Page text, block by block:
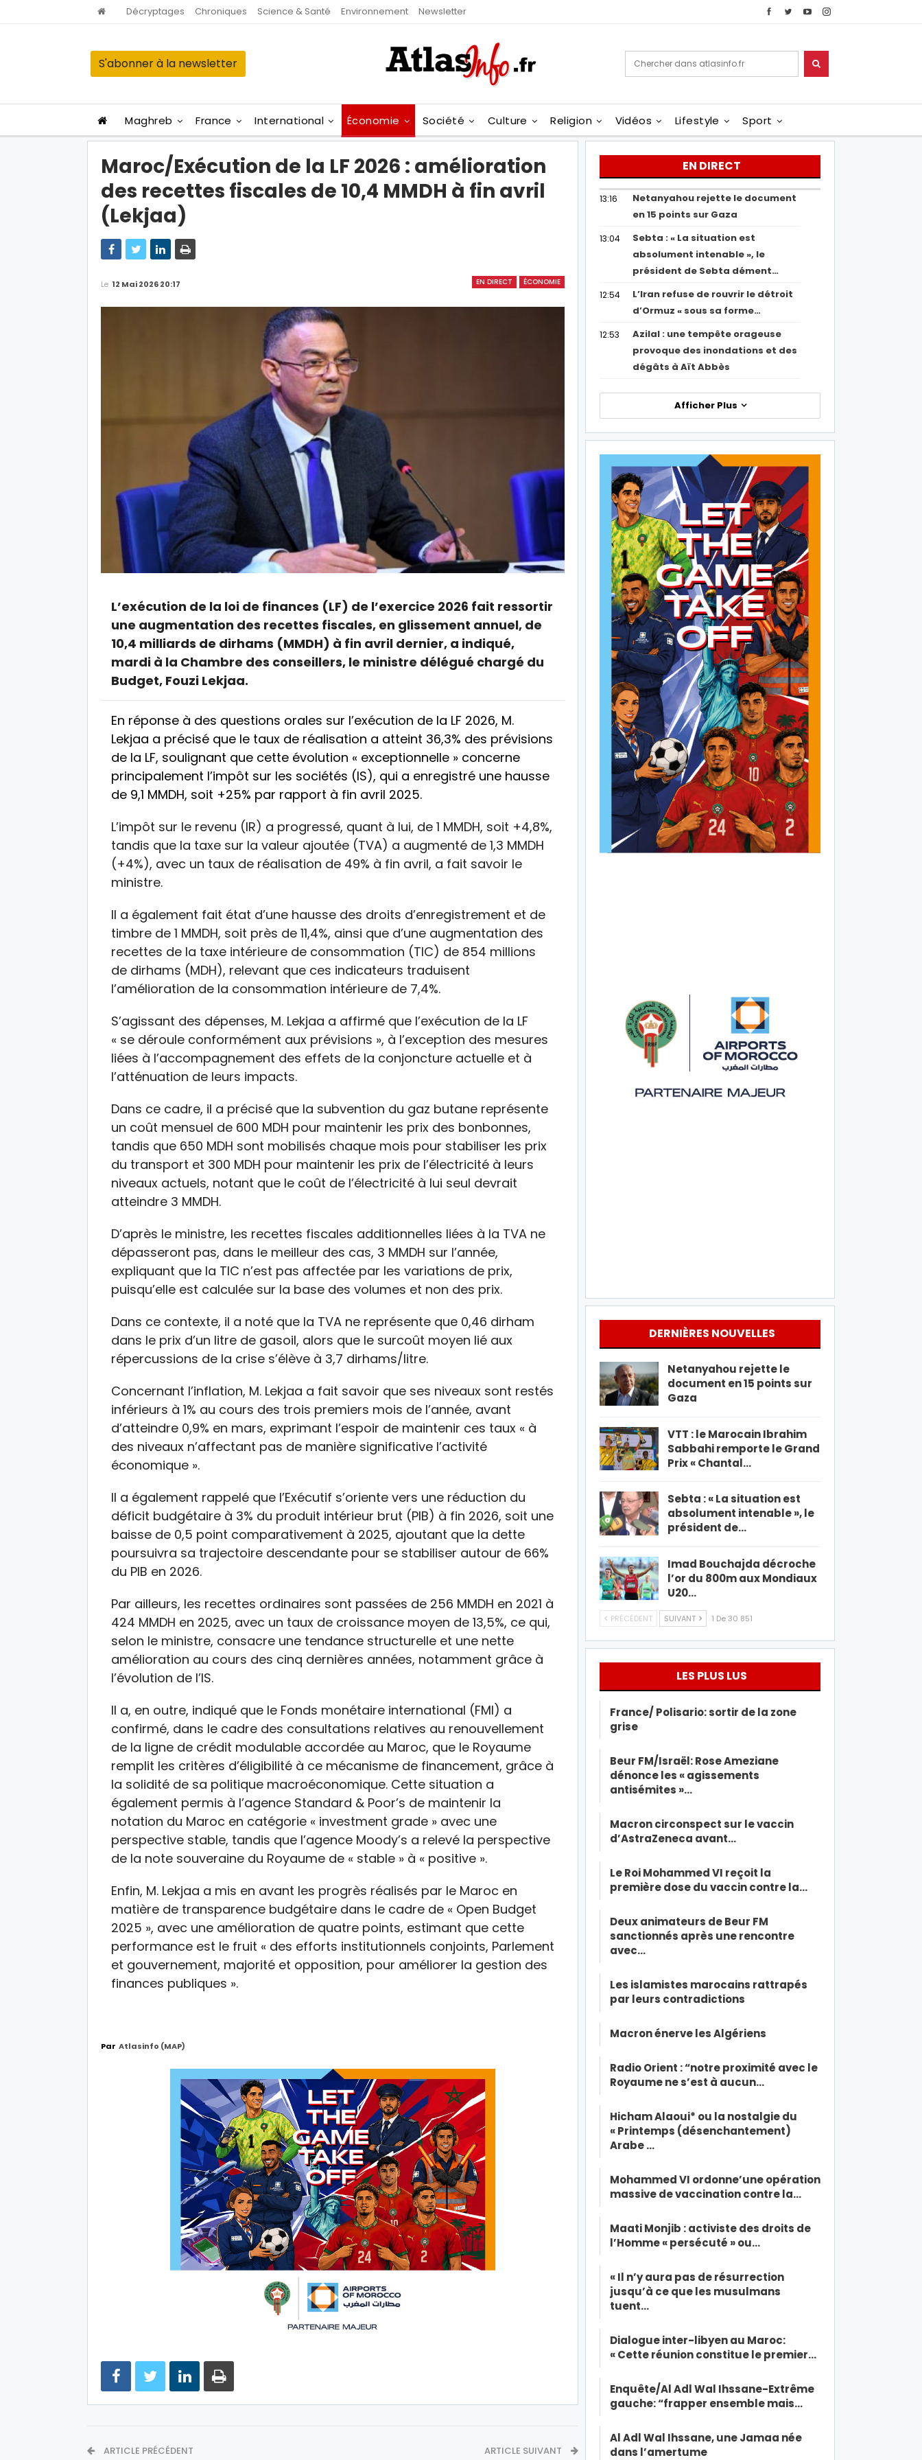
Décryptages Chroniques Science & Santé Environnement Newsletter
S'abonner à la newsletter
Maghreb France International Économie Société Culture Religion Vidéos Lifestyle Sport
Maroc/Exécution de la LF 2026 : amélioration
des recettes fiscales de 10,4 MMDH à fin avril
(Lekjaa)
EN DIRECT ÉCONOMIE
Le 12 Mai 2026 20:17
L’exécution de la loi de finances (LF) de l’exercice 2026 fait ressortir
une augmentation des recettes fiscales, en glissement annuel, de
10,4 milliards de dirhams (MMDH) à fin avril dernier, a indiqué,
mardi à la Chambre des conseillers, le ministre délégué chargé du
Budget, Fouzi Lekjaa.
En réponse à des questions orales sur l’exécution de la LF 2026, M.
Lekjaa a précisé que le taux de réalisation a atteint 36,3% des prévisions
de la LF, soulignant que cette évolution « exceptionnelle » concerne
principalement l’impôt sur les sociétés (IS), qui a enregistré une hausse
de 9,1 MMDH, soit +25% par rapport à fin avril 2025.
L’impôt sur le revenu (IR) a progressé, quant à lui, de 1 MMDH, soit +4,8%,
tandis que la taxe sur la valeur ajoutée (TVA) a augmenté de 1,3 MMDH
(+4%), avec un taux de réalisation de 49% à fin avril, a fait savoir le
ministre.
Il a également fait état d’une hausse des droits d’enregistrement et de
timbre de 1 MMDH, soit près de 11,4%, ainsi que d’une augmentation des
recettes de la taxe intérieure de consommation (TIC) de 854 millions
de dirhams (MDH), relevant que ces indicateurs traduisent
l’amélioration de la consommation intérieure de 7,4%.
S’agissant des dépenses, M. Lekjaa a affirmé que l’exécution de la LF
« se déroule conformément aux prévisions », à l’exception des mesures
liées à l’accompagnement des effets de la conjoncture actuelle et à
l’atténuation de leurs impacts.
Dans ce cadre, il a précisé que la subvention du gaz butane représente
un coût mensuel de 600 MDH pour maintenir les prix des bonbonnes,
tandis que 650 MDH sont mobilisés chaque mois pour stabiliser les prix
du transport et 300 MDH pour maintenir les prix de l’électricité à leurs
niveaux actuels, notant que le coût de l’électricité à lui seul devrait
atteindre 3 MMDH.
D’après le ministre, les recettes fiscales additionnelles liées à la TVA ne
dépasseront pas, dans le meilleur des cas, 3 MMDH sur l’année,
expliquant que la TIC n’est pas affectée par les variations de prix,
puisqu’elle est calculée sur la base des volumes et non des prix.
Dans ce contexte, il a noté que la TVA ne représente que 0,46 dirham
dans le prix d’un litre de gasoil, alors que le surcoût moyen lié aux
répercussions de la crise s’élève à 3,7 dirhams/litre.
Concernant l’inflation, M. Lekjaa a fait savoir que ses niveaux sont restés
inférieurs à 1% au cours des trois premiers mois de l’année, avant
d’atteindre 0,9% en mars, exprimant l’espoir de maintenir ces taux « à
des niveaux n’affectant pas de manière significative l’activité
économique ».
Il a également rappelé que l’Exécutif s’oriente vers une réduction du
déficit budgétaire à 3% du produit intérieur brut (PIB) à fin 2026, soit une
baisse de 0,5 point comparativement à 2025, ajoutant que la dette
poursuivra sa trajectoire descendante pour se stabiliser autour de 66%
du PIB en 2026.
Par ailleurs, les recettes ordinaires sont passées de 256 MMDH en 2021 à
424 MMDH en 2025, avec un taux de croissance moyen de 13,5%, ce qui,
selon le ministre, consacre une tendance structurelle et une nette
amélioration au cours des cinq dernières années, notamment grâce à
l’évolution de l’IS.
Il a, en outre, indiqué que le Fonds monétaire international (FMI) a
confirmé, dans le cadre des consultations relatives au renouvellement
de la ligne de crédit modulable accordée au Maroc, que le Royaume
remplit les critères d’éligibilité à ce mécanisme de financement, grâce à
la solidité de sa politique macroéconomique. Cette situation a
également permis à l’agence Standard & Poor’s de maintenir la
notation du Maroc en catégorie « investment grade » avec une
perspective stable, tandis que l’agence Moody’s a relevé la perspective
de la note souveraine du Royaume de « stable » à « positive ».
Enfin, M. Lekjaa a mis en avant les progrès réalisés par le Maroc en
matière de transparence budgétaire dans le cadre de « Open Budget
2025 », avec une amélioration de quatre points, estimant que cette
performance est le fruit « des efforts institutionnels conjoints, Parlement
et gouvernement, majorité et opposition, pour améliorer la gestion des
finances publiques ».
Par Atlasinfo (MAP)
ARTICLE PRÉCÉDENT ARTICLE SUIVANT
EN DIRECT
13:16
Netanyahou rejette le document
en 15 points sur Gaza
13:04
Sebta : « La situation est
absolument intenable », le
président de Sebta dément…
12:54
L’Iran refuse de rouvrir le détroit
d’Ormuz « sous sa forme…
12:53
Azilal : une tempête orageuse
provoque des inondations et des
dégâts à Aït Abbès
Afficher Plus
DERNIÈRES NOUVELLES
Netanyahou rejette le
document en 15 points sur
Gaza
VTT : le Marocain Ibrahim
Sabbahi remporte le Grand
Prix « Chantal…
Sebta : « La situation est
absolument intenable », le
président de…
Imad Bouchajda décroche
l’or du 800m aux Mondiaux
U20…
PRÉCÉDENT SUIVANT 1 De 30 851
LES PLUS LUS
France/ Polisario: sortir de la zone
grise
Beur FM/Israël: Rose Ameziane
dénonce les « agissements
antisémites »…
Macron circonspect sur le vaccin
d’AstraZeneca avant…
Le Roi Mohammed VI reçoit la
première dose du vaccin contre la…
Deux animateurs de Beur FM
sanctionnés après une rencontre
avec…
Les islamistes marocains rattrapés
par leurs contradictions
Macron énerve les Algériens
Radio Orient : “notre proximité avec le
Royaume ne s’est à aucun…
Hicham Alaoui* ou la nostalgie du
« Printemps (désenchantement)
Arabe …
Mohammed VI ordonne’une opération
massive de vaccination contre la…
Maati Monjib : activiste des droits de
l’Homme « persécuté » ou…
« Il n’y aura pas de résurrection
jusqu’à ce que les musulmans
tuent…
Dialogue inter-libyen au Maroc:
« Cette réunion constitue le premier…
Enquête/Al Adl Wal Ihssane-Extrême
gauche: “frapper ensemble mais…
Al Adl Wal Ihssane, une Jamaa née
dans l’amertume